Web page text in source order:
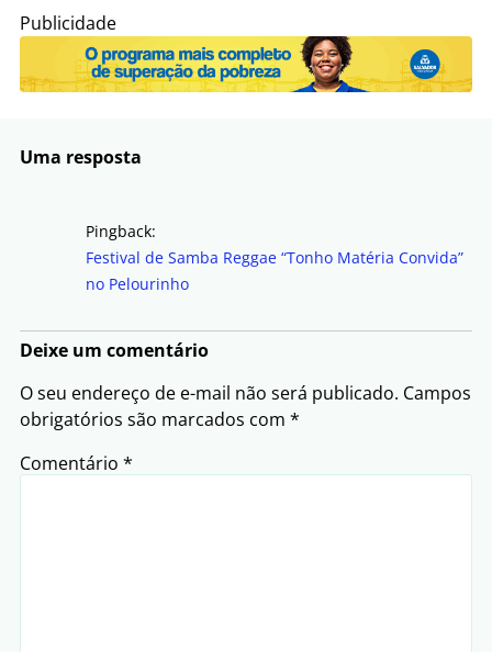
Publicidade
Uma resposta
Pingback:
Festival de Samba Reggae “Tonho Matéria Convida”
no Pelourinho
Deixe um comentário
O seu endereço de e-mail não será publicado. Campos
obrigatórios são marcados com *
Comentário *